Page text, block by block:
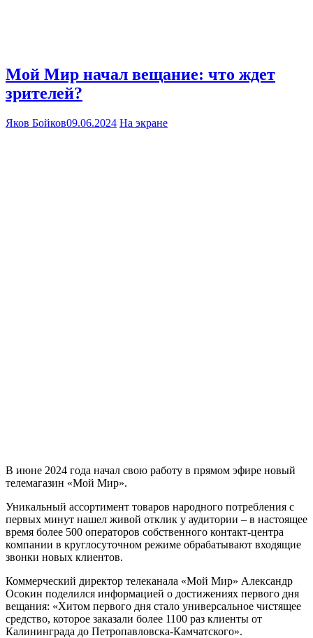
Мой Мир начал вещание: что ждет
зрителей?
Яков Бойков09.06.2024 На экране
В июне 2024 года начал свою работу в прямом эфире новый
телемагазин «Мой Мир».
Уникальный ассортимент товаров народного потребления с
первых минут нашел живой отклик у аудитории – в настоящее
время более 500 операторов собственного контакт-центра
компании в круглосуточном режиме обрабатывают входящие
звонки новых клиентов.
Коммерческий директор телеканала «Мой Мир» Александр
Осокин поделился информацией о достижениях первого дня
вещания: «Хитом первого дня стало универсальное чистящее
средство, которое заказали более 1100 раз клиенты от
Калининграда до Петропавловска-Камчатского».